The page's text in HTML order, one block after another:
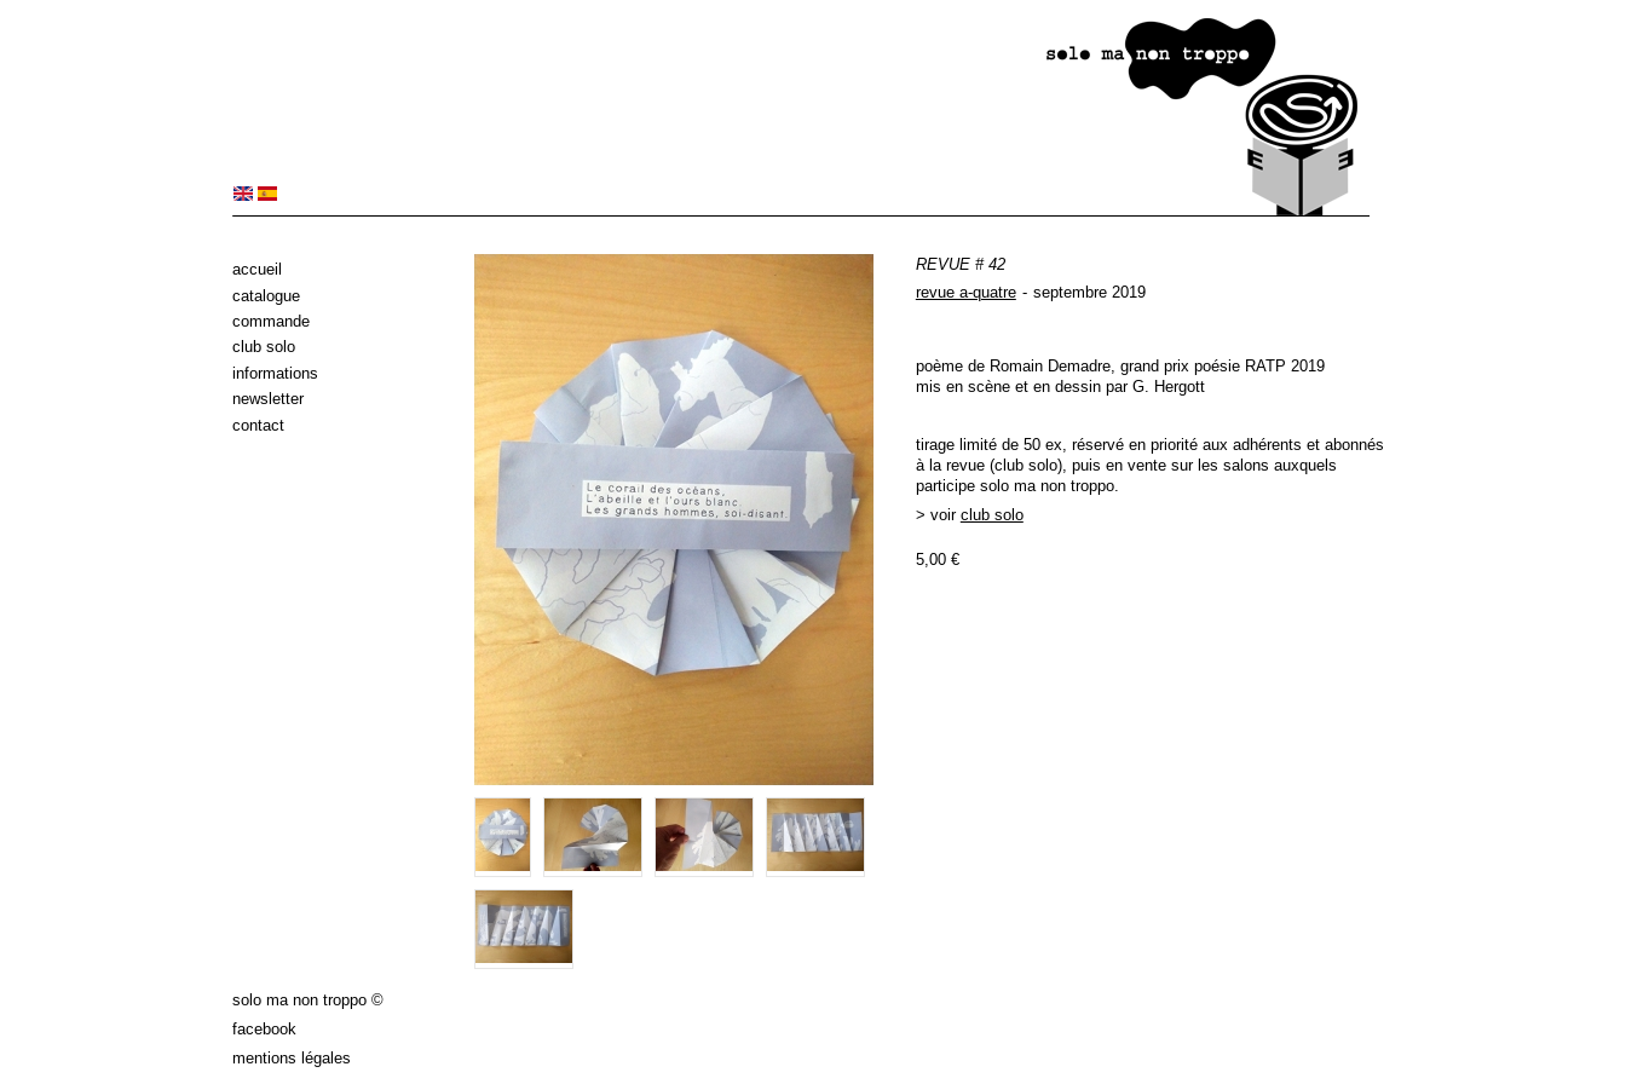
REVUE # 42
revue a-quatre
septembre 2019
poème de Romain Demadre, grand prix poésie RATP 2019
mis en scène et en dessin par G. Hergott
tirage limité de 50 ex, réservé en priorité aux adhérents et abonnés
à la revue (club solo), puis en vente sur les salons auxquels
participe solo ma non troppo.
> voir club solo
5,00 €
accueil
catalogue
commande
club solo
informations
newsletter
contact
solo ma non troppo ©
facebook
mentions légales